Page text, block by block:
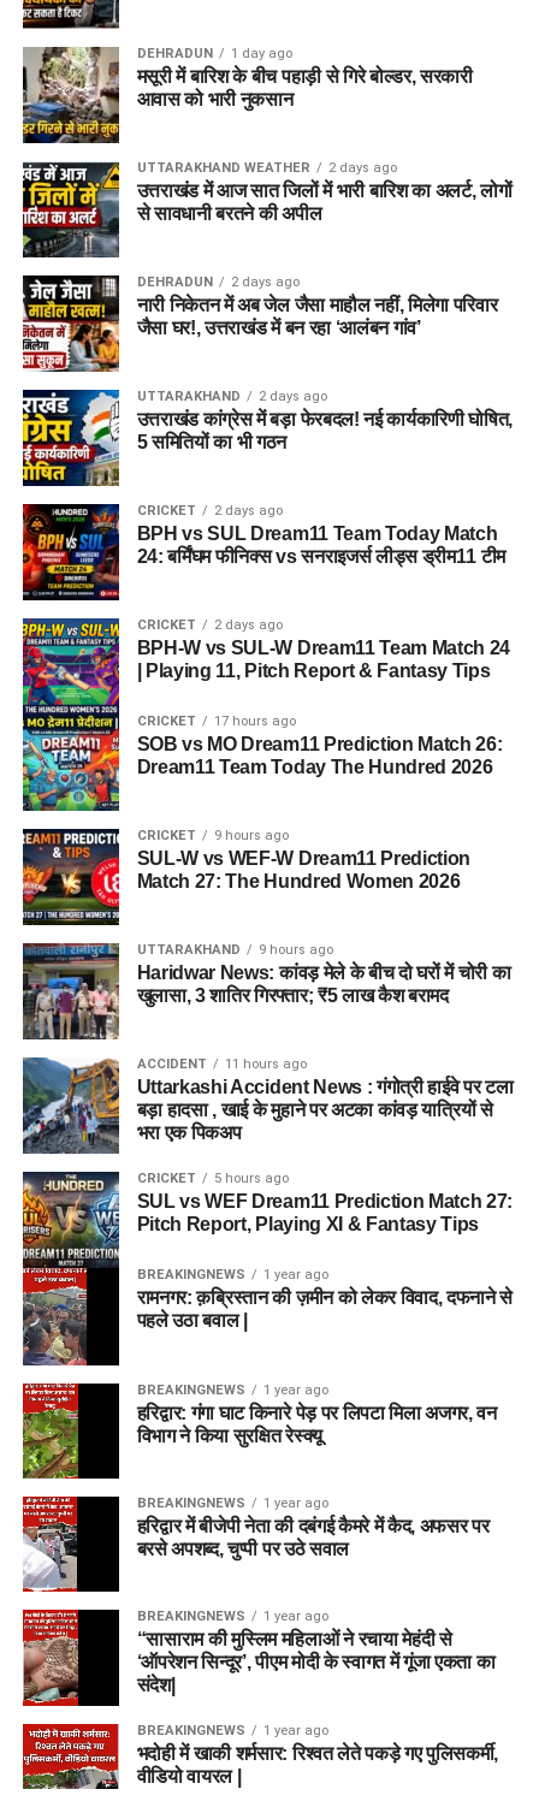
DEHRADUN 1 day ago
मसूरी में बारिश के बीच पहाड़ी से गिरे बोल्डर, सरकारी
आवास को भारी नुकसान
UTTARAKHAND WEATHER 2 days ago
उत्तराखंड में आज सात जिलों में भारी बारिश का अलर्ट, लोगों
से सावधानी बरतने की अपील
DEHRADUN 2 days ago
नारी निकेतन में अब जेल जैसा माहौल नहीं, मिलेगा परिवार
जैसा घर!, उत्तराखंड में बन रहा ‘आलंबन गांव’
UTTARAKHAND 2 days ago
उत्तराखंड कांग्रेस में बड़ा फेरबदल! नई कार्यकारिणी घोषित,
5 समितियों का भी गठन
CRICKET 2 days ago
BPH vs SUL Dream11 Team Today Match
24: बर्मिंघम फीनिक्स vs सनराइजर्स लीड्स ड्रीम11 टीम
CRICKET 2 days ago
BPH-W vs SUL-W Dream11 Team Match 24
| Playing 11, Pitch Report & Fantasy Tips
CRICKET 17 hours ago
SOB vs MO Dream11 Prediction Match 26:
Dream11 Team Today The Hundred 2026
CRICKET 9 hours ago
SUL-W vs WEF-W Dream11 Prediction
Match 27: The Hundred Women 2026
UTTARAKHAND 9 hours ago
Haridwar News: कांवड़ मेले के बीच दो घरों में चोरी का
खुलासा, 3 शातिर गिरफ्तार; ₹5 लाख कैश बरामद
ACCIDENT 11 hours ago
Uttarkashi Accident News : गंगोत्री हाईवे पर टला
बड़ा हादसा , खाई के मुहाने पर अटका कांवड़ यात्रियों से
भरा एक पिकअप
CRICKET 5 hours ago
SUL vs WEF Dream11 Prediction Match 27:
Pitch Report, Playing XI & Fantasy Tips
BREAKINGNEWS 1 year ago
रामनगर: क़ब्रिस्तान की ज़मीन को लेकर विवाद, दफनाने से
पहले उठा बवाल |
BREAKINGNEWS 1 year ago
हरिद्वार: गंगा घाट किनारे पेड़ पर लिपटा मिला अजगर, वन
विभाग ने किया सुरक्षित रेस्क्यू
BREAKINGNEWS 1 year ago
हरिद्वार में बीजेपी नेता की दबंगई कैमरे में कैद, अफसर पर
बरसे अपशब्द, चुप्पी पर उठे सवाल
BREAKINGNEWS 1 year ago
“सासाराम की मुस्लिम महिलाओं ने रचाया मेहंदी से
‘ऑपरेशन सिन्दूर’, पीएम मोदी के स्वागत में गूंजा एकता का
संदेश|
BREAKINGNEWS 1 year ago
भदोही में खाकी शर्मसार: रिश्वत लेते पकड़े गए पुलिसकर्मी,
वीडियो वायरल |